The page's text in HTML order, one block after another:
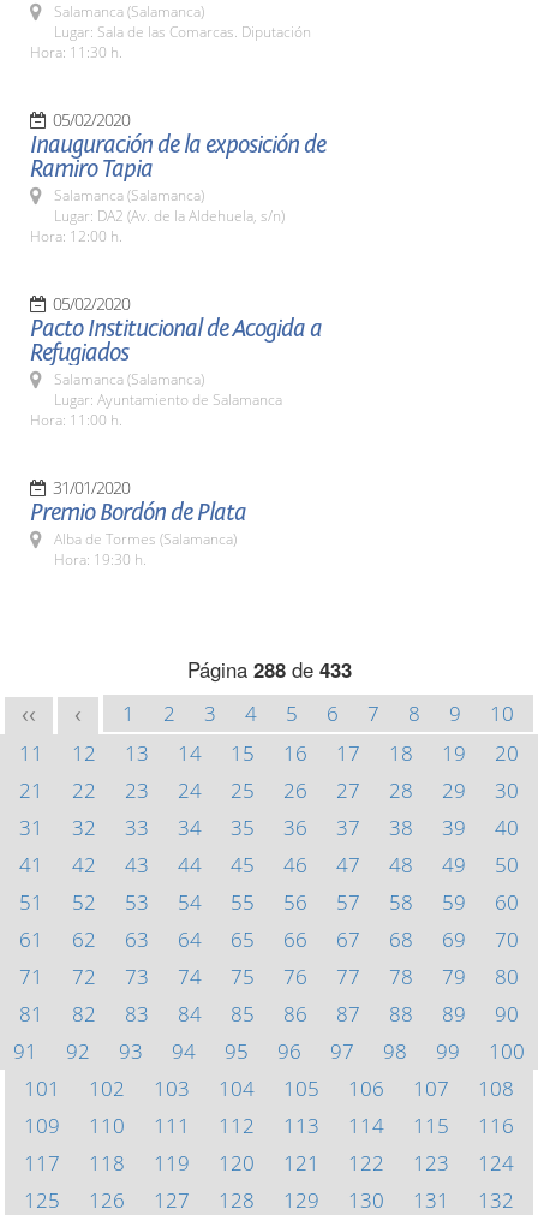
Salamanca (Salamanca)
Lugar: Sala de las Comarcas. Diputación
Hora: 11:30 h.
05/02/2020
Inauguración de la exposición de
Ramiro Tapia
Salamanca (Salamanca)
Lugar: DA2 (Av. de la Aldehuela, s/n)
Hora: 12:00 h.
05/02/2020
Pacto Institucional de Acogida a
Refugiados
Salamanca (Salamanca)
Lugar: Ayuntamiento de Salamanca
Hora: 11:00 h.
31/01/2020
Premio Bordón de Plata
Alba de Tormes (Salamanca)
Hora: 19:30 h.
Página 288de 433
<< < 1 2 3 4 5 6 7 8 9
10
11
12 13 14 15 16 17 18 19
20
21
22 23 24 25 26 27 28 29
30
31
32 33 34 35 36 37 38 39
40
41
42 43 44 45 46 47 48 49
50
51
52 53 54 55 56 57 58 59
60
61
62 63 64 65 66 67 68 69
70
71
72 73 74 75 76 77 78 79
80
81
82 83 84 85 86 87 88 89
90
91
92 93 94 95 96 97 98 99
100
101
102 103 104 105 106 107
108
109
110 111 112 113 114 115
116
117
118 119 120 121 122 123
124
125
126 127 128 129 130 131
132